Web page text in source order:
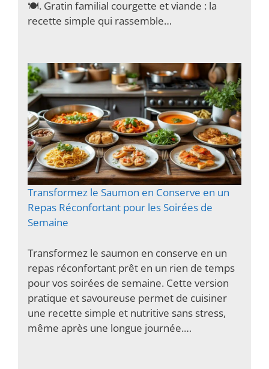
🍽️. Gratin familial courgette et viande : la
recette simple qui rassemble…
Transformez le Saumon en Conserve en un
Repas Réconfortant pour les Soirées de
Semaine
Transformez le saumon en conserve en un
repas réconfortant prêt en un rien de temps
pour vos soirées de semaine. Cette version
pratique et savoureuse permet de cuisiner
une recette simple et nutritive sans stress,
même après une longue journée.…